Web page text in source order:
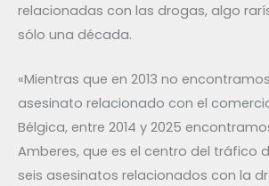
relacionadas con las drogas, algo
sólo una década.
«Mientras que en 2013 no
asesinato relacionado con el
Bélgica, entre 2014 y 2025
Amberes, que es el centro del tráfico
seis asesinatos relacionados con la